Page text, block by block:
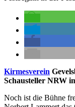
Kirmesverein
Schausteller NRW
Noch ist die Bühne